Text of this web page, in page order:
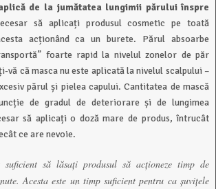
de la jumătatea lungimii părului înspre
să aplicați produsul cosmetic pe toată
acționând ca un burete. Părul absoarbe
foarte rapid la nivelul zonelor de păr
că masca nu este aplicată la nivelul scalpului –
părul și pielea capului. Cantitatea de mască
de gradul de deteriorare și de lungimea
să aplicați o doză mare de produs, întrucât
ce are nevoie.
să lăsați produsul să acționeze timp de
Acesta este un timp suficient pentru ca șuvițele